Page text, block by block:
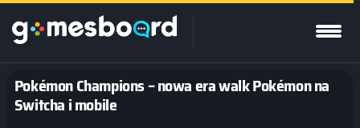
Pokémon Champions – nowa era walk Pokémon na
Switcha i mobile